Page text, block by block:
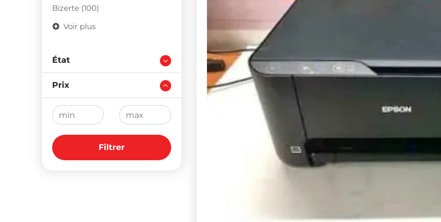
Bizerte (100)
Voir plus
État
Prix
Filtrer